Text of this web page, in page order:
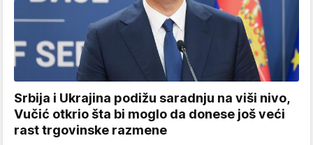
Srbija i Ukrajina podižu saradnju na viši nivo,
Vučić otkrio šta bi moglo da donese još veći
rast trgovinske razmene